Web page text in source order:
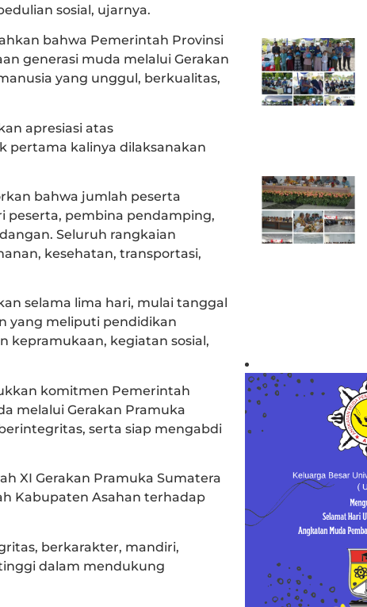
sosial, ujarnya.
bahwa Pemerintah Provinsi
generasi muda melalui Gerakan
yang unggul, berkualitas,
apresiasi atas
pertama kalinya dilaksanakan
bahwa jumlah peserta
peserta, pembina pendamping,
Seluruh rangkaian
kesehatan, transportasi,
selama lima hari, mulai tanggal
yang meliputi pendidikan
kepramukaan, kegiatan sosial,
komitmen Pemerintah
melalui Gerakan Pramuka
serta siap mengabdi
XI Gerakan Pramuka Sumatera
Kabupaten Asahan terhadap
berkarakter, mandiri,
dalam mendukung